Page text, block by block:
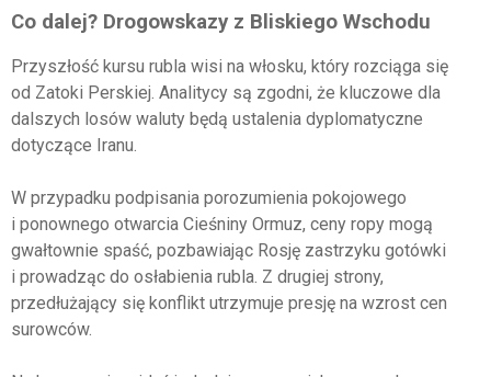
Co dalej? Drogowskazy z Bliskiego Wschodu
Przyszłość kursu rubla wisi na włosku, który rozciąga się
od Zatoki Perskiej. Analitycy są zgodni, że kluczowe dla
dalszych losów waluty będą ustalenia dyplomatyczne
dotyczące Iranu.
W przypadku podpisania porozumienia pokojowego
i ponownego otwarcia Cieśniny Ormuz, ceny ropy mogą
gwałtownie spaść, pozbawiając Rosję zastrzyku gotówki
i prowadząc do osłabienia rubla. Z drugiej strony,
przedłużający się konflikt utrzymuje presję na wzrost cen
surowców.